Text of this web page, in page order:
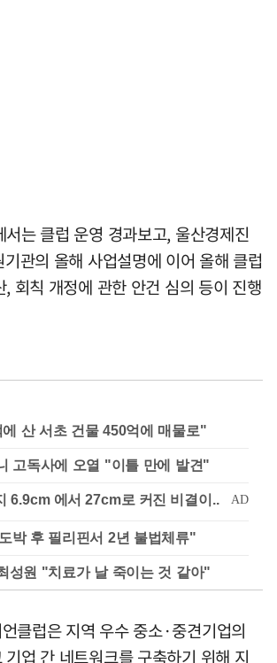
서는 클럽 운영 경과보고, 울산경제진
관의 올해 사업설명에 이어 올해 클럽
, 회칙 개정에 관한 안건 심의 등이 진행
산 서초 건물 450억에 매물로"
고독사에 오열 "이틀 만에 발견"
박 후 필리핀서 2년 불법체류"
성원 "치료가 날 죽이는 것 같아"
클럽은 지역 우수 중소·중견기업의
업 간 네트워크를 구축하기 위해 지